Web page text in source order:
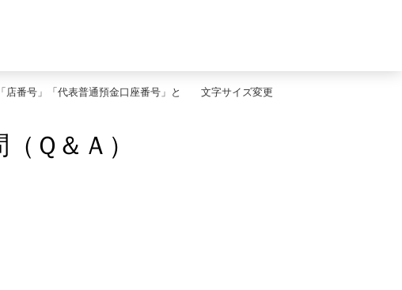
文字サイズ変更
番号」「代表普通預金口座番号」と
Ｑ＆Ａ）